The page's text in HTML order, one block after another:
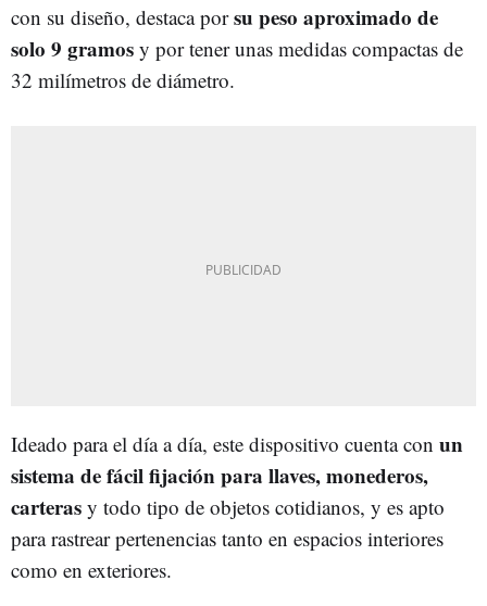
con su diseño, destaca porsu peso aproximado de
solo 9 gramos y por tener unas medidas compactas de
32 milímetros de diámetro.
Ideado para el día a día, este dispositivo cuenta con un
sistema de fácil fijación para llaves, monederos,
carteras y todo tipo de objetos cotidianos, y es apto
para rastrear pertenencias tanto en espacios interiores
como en exteriores.